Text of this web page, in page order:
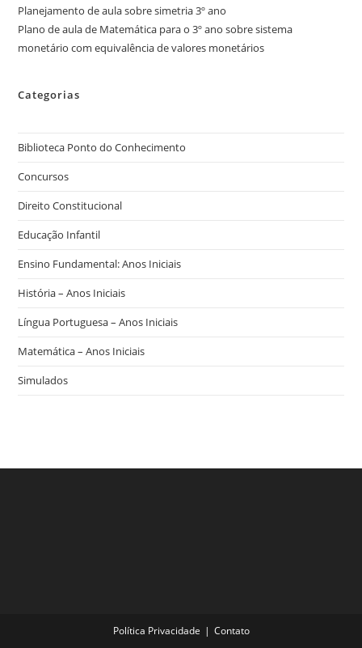
Planejamento de aula sobre simetria 3º ano
Plano de aula de Matemática para o 3º ano sobre sistema
monetário com equivalência de valores monetários
Categorias
Biblioteca Ponto do Conhecimento
Concursos
Direito Constitucional
Educação Infantil
Ensino Fundamental: Anos Iniciais
História – Anos Iniciais
Língua Portuguesa – Anos Iniciais
Matemática – Anos Iniciais
Simulados
Política Privacidade Contato